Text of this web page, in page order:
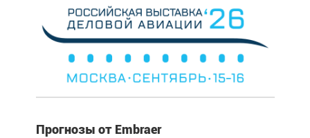
Прогнозы от Embraer